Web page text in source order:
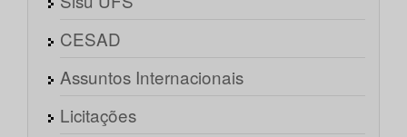
CESAD
Assuntos Internacionais
Licitações